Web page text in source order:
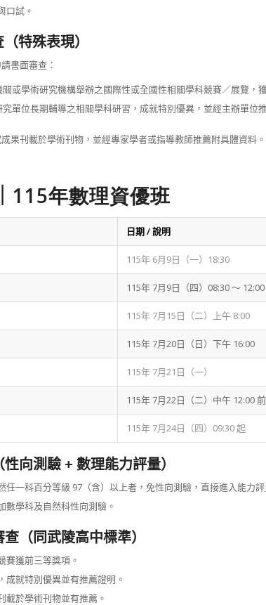
口試。
特殊表現）
書面審查：
或學術研究機構舉辦之國際性或全國性相關學科競賽／展覽，
單位長期輔導之相關學科研習，成就特別優異，並經主辦單位
果刊載於學術刊物，並經專家學者或指導教師推薦附具體資料。
115年數理資優班
日期 / 說明
115年 6月9日（一）18:30
115年 7月9日（四）08:30 ～
115年 7月15日（二）上午 8:00
115年 7月20日（日）下午 16:00
115年 7月21日（一）
115年 7月22日（二）中午 12:00 前
115年 7月24日（四）09:30 起
向測驗 + 數理能力評量）
一科百分等級 97（含）以上者，免性向測驗，直接進入能力評
學科及自然科性向測驗。
（同武陵高中標準）
賽獲前三等獎項。
成就特別優異並有推薦證明。
載於學術刊物並有推薦。